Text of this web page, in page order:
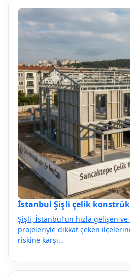
İstanbul Şişli çelik
Şişli, İstanbul’un hızla gelişen
projeleriyle dikkat çeken
riskine karşı…